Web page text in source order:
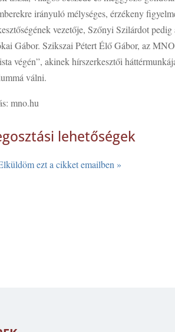
irányuló mélységes, érzékeny
vezetője, Szőnyi Szilárdot
Gábor. Szikszai Pétert Élő Gábor, az
végén”, akinek hírszerkesztői
válni.
mno.hu
lehetőségek
ezt a cikket emailben »